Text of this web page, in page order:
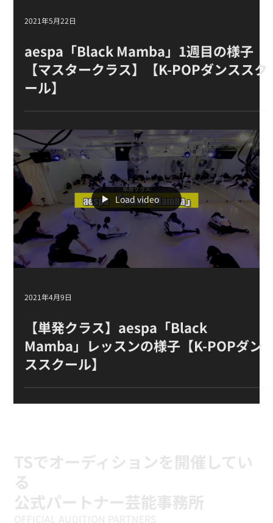
Load video
2021年5月22日
aespa「Black Mamba」1週目の様子
【マスタークラス】【K-POPダンススク
ール】
Load video
【単発クラス 】aespa「Black
Mamba」 レッスン の様子【K-POPダン
ススクール】